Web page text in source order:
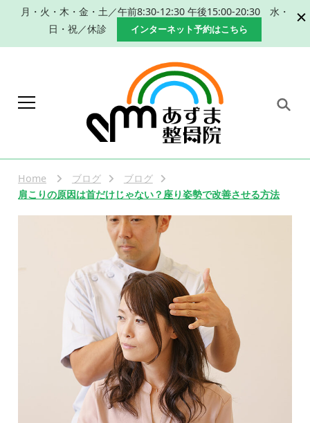
月・火・木・金・土／午前8:30-12:30 午後15:00-20:30 水・
日・祝／休診
インターネット予約はこちら
めの手技による整体、産後の骨盤矯正な
らあずま整骨院におまかせください。
Home ブログ
ブログ
肩こりの原因は首だけじゃない？座り姿勢で改善させる方法